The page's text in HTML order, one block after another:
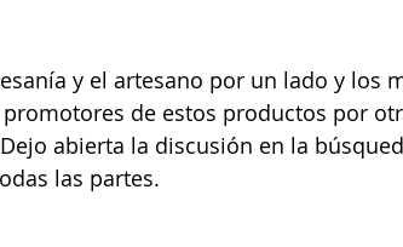
y el artesano por un lado y los
de estos productos por
abierta la discusión en la
las partes.